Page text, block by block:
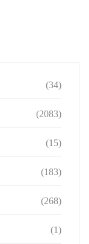
(34)
(2083)
(15)
(183)
(268)
(1)